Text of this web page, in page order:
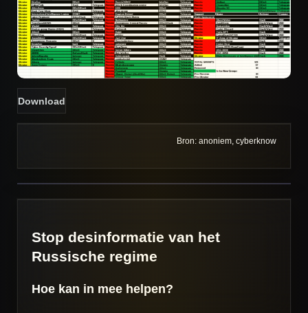
Download
Bron: anoniem, cyberknow
Stop desinformatie van het
Russische regime
Hoe kan in mee helpen?